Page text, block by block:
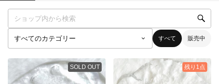
すべて 販売中
SOLD OUT 残り1点